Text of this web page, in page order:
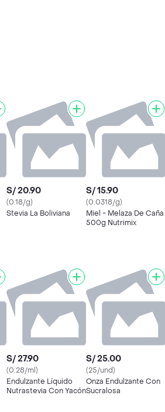
S/ 20.90
(0.18/g)
Stevia La Boliviana
S/ 15.90
(0.0318/g)
Miel - Melaza De Caña
500g Nutrimix
S/ 27.90
(0.28/ml)
Endulzante Líquido
Nutrastevia Con Yacón
S/ 25.00
(25/und)
Onza Endulzante Con
Sucralosa